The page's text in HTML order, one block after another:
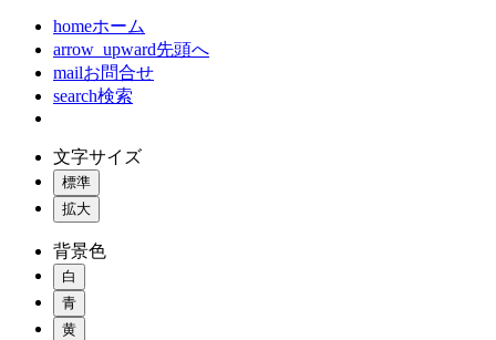
homeホーム
arrow_upward先頭へ
mailお問合せ
search検索
文字サイズ
標準
拡大
背景色
白
青
黄